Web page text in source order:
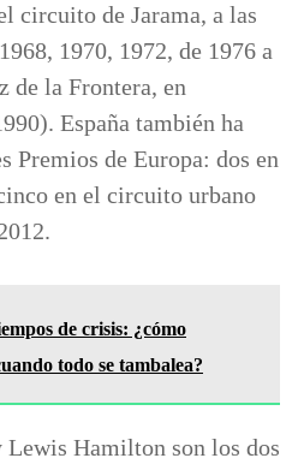
circuito de Jarama, a las
1970, 1972, de 1976 a
de la Frontera, en
España también ha
Premios de Europa: dos en
en el circuito urbano
de crisis: ¿cómo
todo se tambalea?
Hamilton son los dos